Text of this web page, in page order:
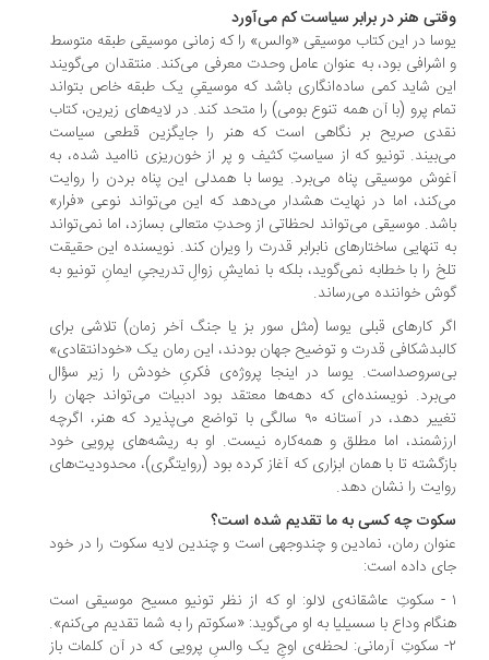
هنر در برابر سیاست کم می‌آورد
در این کتاب موسیقی «والس» را که زمانی موسیقی طبقه متوسط
بود، به عنوان عامل وحدت معرفی می‌کند. منتقدان می‌گویند
شاید کمی ساده‌انگاری باشد که موسیقیِ یک طبقه خاص بتواند
پرو (با آن همه تنوع بومی) را متحد کند. در لایه‌های زیرین، کتاب
صریح بر نگاهی است که هنر را جایگزین قطعی سیاست
تونیو که از سیاستِ کثیف و پر از خون‌ریزی ناامید شده، به
موسیقی پناه می‌برد. یوسا با همدلی این پناه بردن را روایت
اما در نهایت هشدار می‌دهد که این می‌تواند نوعی «فرار»
موسیقی می‌تواند لحظاتی از وحدتِ متعالی بسازد، اما نمی‌تواند
تنهایی ساختارهای نابرابر قدرت را ویران کند. نویسنده این حقیقت
را با خطابه نمی‌گوید، بلکه با نمایشِ زوالِ تدریجیِ ایمانِ تونیو به
خواننده می‌رساند.
کارهای قبلی یوسا (مثل سور بز یا جنگ آخر زمان) تلاشی برای
قدرت و توضیح جهان بودند، این رمان یک «خودانتقادی»
یوسا در اینجا پروژه‌ی فکریِ خودش را زیر سؤال
نویسنده‌ای که دهه‌ها معتقد بود ادبیات می‌تواند جهان را
تغییر دهد، در آستانه ۹۰ سالگی با تواضع می‌پذیرد که هنر، اگرچه
اما مطلق و همه‌کاره نیست. او به ریشه‌های پرویی خود
تا با همان ابزاری که آغاز کرده بود (روایتگری)، محدودیت‌های
را نشان دهد.
چه کسی به ما تقدیم شده است؟
رمان، نمادین و چندوجهی است و چندین لایه سکوت را در خود
داده است:
- سکوتِ عاشقانه‌ی لالو: او که از نظر تونیو مسیح موسیقی است
وداع با سسیلیا به او می‌گوید: «سکوتم را به شما تقدیم می‌کنم».
۲- سکوتِ آرمانی: لحظه‌ی اوجِ یک والسِ پرویی که در آن کلمات باز